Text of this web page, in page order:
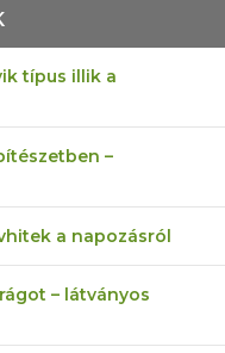
NEM MENŐ!
típus illik a
–
a napozásról
– látványos